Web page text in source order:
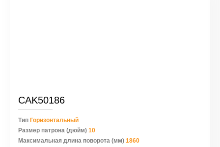
CAK50186
Тип Горизонтальный
Размер патрона (дюйм) 10
Максимальная длина поворота (мм) 1860